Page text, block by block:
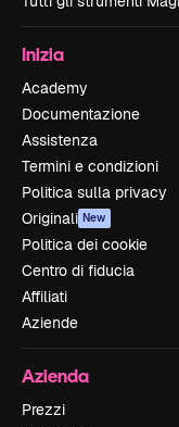
Inizia
Academy
Documentazione
Assistenza
Termini e condizioni
Politica sulla privacy
Originali New
Politica dei cookie
Centro di fiducia
Affiliati
Aziende
Azienda
Prezzi